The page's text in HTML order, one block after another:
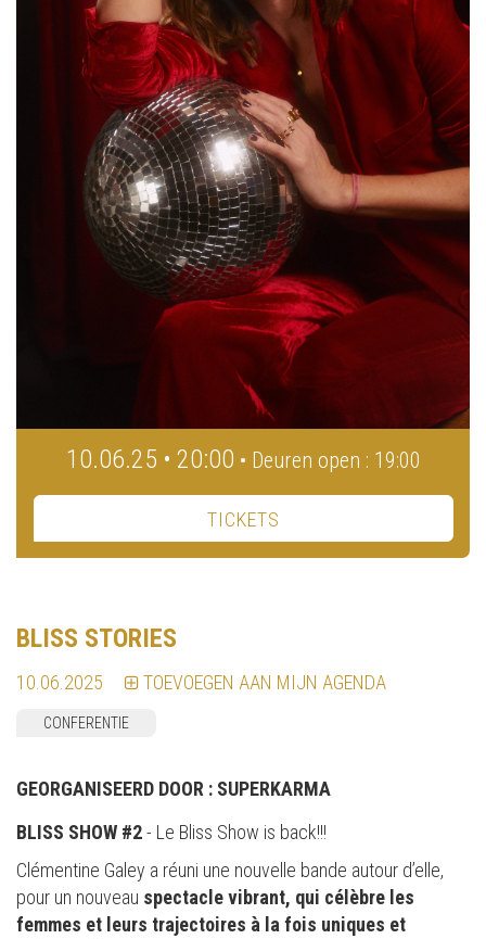
10.06.25 • 20:00 • Deuren open : 19:00
TICKETS
BLISS STORIES
10.06.2025 TOEVOEGEN AAN MIJN AGENDA
CONFERENTIE
GEORGANISEERD DOOR : SUPERKARMA
BLISS SHOW #2- Le Bliss Show is back!!!
Clémentine Galey a réuni une nouvelle bande autour d’elle,
pour un nouveau spectacle vibrant, qui célèbre les
femmes et leurs trajectoires à la fois uniques et